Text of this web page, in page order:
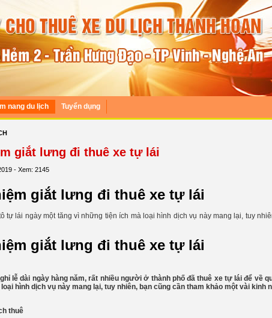
nang du lịch Tuyển dụng
giắt lưng đi thuê xe tự lái
- Xem: 2145
giắt lưng đi thuê xe tự lái
tự lái ngày một tăng vì những tiện ích mà loại hình dịch vụ này mang lại, tuy
giắt lưng đi thuê xe tự lái
lễ dài ngày hàng năm, rất nhiều người ở thành phố đã thuê xe tự lái để về
hình dịch vụ này mang lại, tuy nhiên, bạn cũng cần tham khảo một vài kinh
thuê